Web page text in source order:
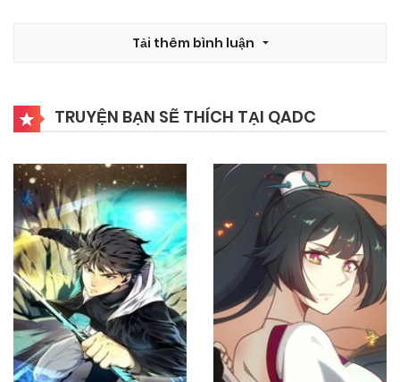
Chapter 37 03/11/2024
Chapter 36 03/11/2024
Chapter 35 03/11/2024
Tải thêm bình luận
TRUYỆN BẠN SẼ THÍCH TẠI QADC